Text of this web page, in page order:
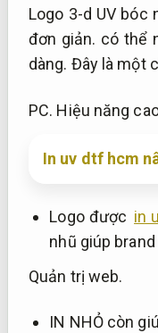
Logo 3-d UV
đơn giản. có thể
dàng. Đây là một
PC. Hiệu năng
In uv dtf hcm
Logo được in
nhũ giúp
Quản trị web.
IN NHỎ còn